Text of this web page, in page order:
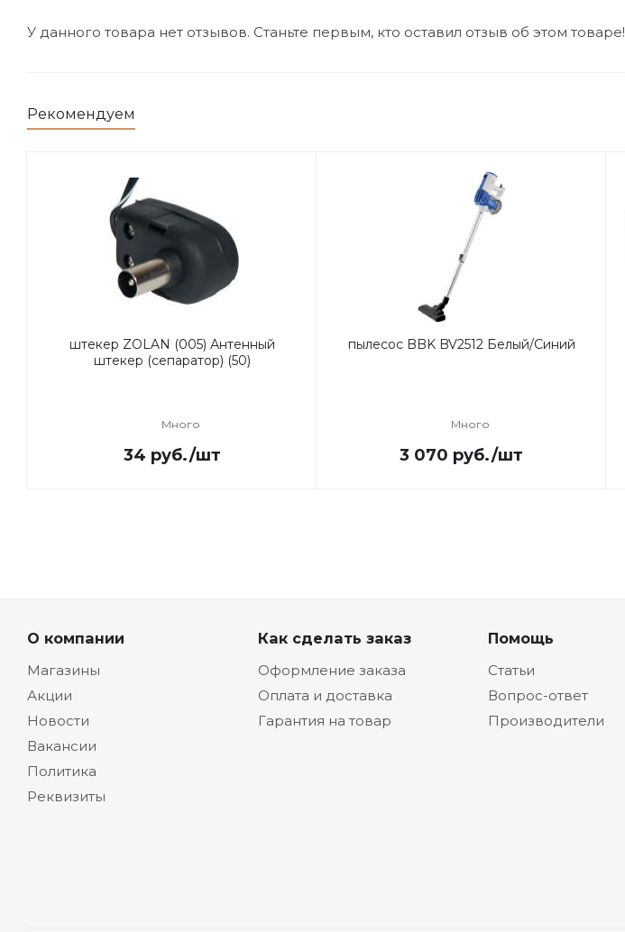
У данного товара нет отзывов. Станьте первым, кто оставил отзыв об этом товаре!
Рекомендуем
штекер ZOLAN (005) Антенный
штекер (сепаратор) (50)
Много
34 руб./шт
пылесос BBK BV2512 Белый/Синий
Много
3 070 руб./шт
О компании
Магазины
Акции
Новости
Вакансии
Политика
Реквизиты
Как сделать заказ
Оформление заказа
Оплата и доставка
Гарантия на товар
Помощь
Статьи
Вопрос-ответ
Производители